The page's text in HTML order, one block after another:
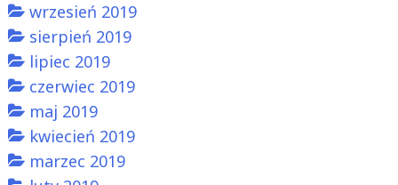
wrzesień 2019
sierpień 2019
lipiec 2019
czerwiec 2019
maj 2019
kwiecień 2019
marzec 2019